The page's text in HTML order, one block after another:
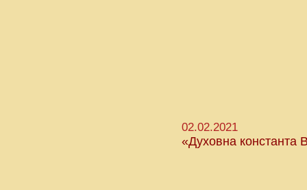
02.02.2021
«Духовна константа